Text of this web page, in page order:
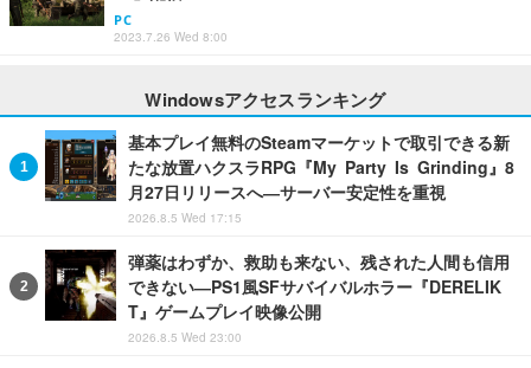
PC
2023.7.26 Wed 8:00
Windowsアクセスランキング
基本プレイ無料のSteamマーケットで取引できる新
たな放置ハクスラRPG『My Party Is Grinding』8
月27日リリースへ―サーバー安定性を重視
2026.8.5 Wed 17:15
弾薬はわずか、救助も来ない、残された人間も信用
できない―PS1風SFサバイバルホラー『DERELIK
T』ゲームプレイ映像公開
2026.8.5 Wed 23:00